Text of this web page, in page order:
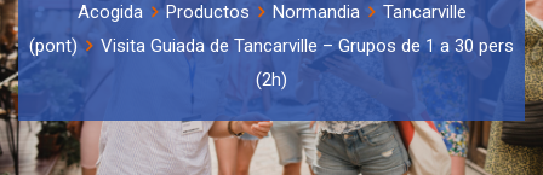
Acogida Productos Normandia
Tancarville
(pont)
Visita Guiada de Tancarville – Grupos de 1 a 30 pers
(2h)